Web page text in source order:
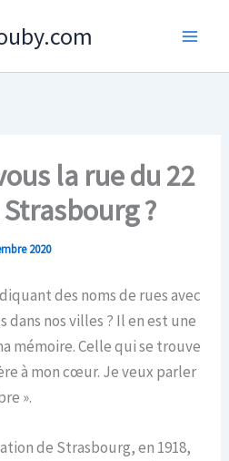
la rue du 22
?
2020
des noms de rues avec
dans nos villes ? Il en est une
mémoire. Celle qui se trouve
à mon cœur. Je veux parler
».
de Strasbourg, en 1918,